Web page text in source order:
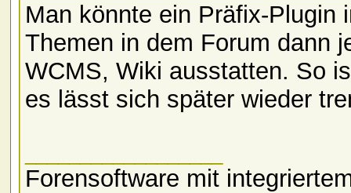
Man könnte ein Präfix-Plugin
Themen in dem Forum dann
WCMS, Wiki ausstatten. So
es lässt sich später wieder
Forensoftware mit